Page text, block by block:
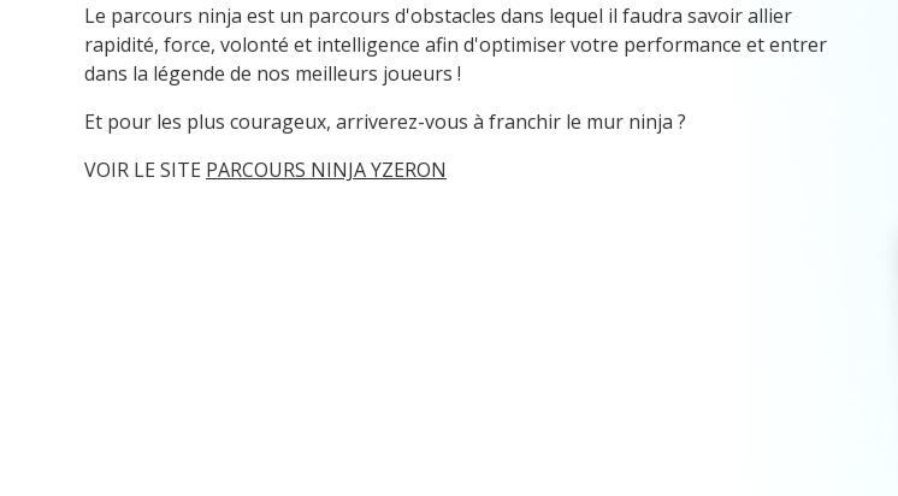
Le parcours ninja est un parcours d'obstacles dans lequel il faudra savoir allier
rapidité, force, volonté et intelligence afin d'optimiser votre performance et entrer
dans la légende de nos meilleurs joueurs !
Et pour les plus courageux, arriverez-vous à franchir le mur ninja ?
VOIR LE SITE PARCOURS NINJA YZERON